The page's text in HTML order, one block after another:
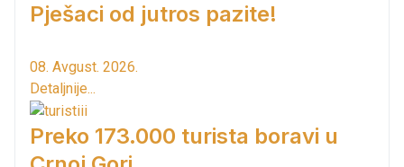
Pješaci od jutros pazite!
08. Avgust. 2026.
Detaljnije...
Preko 173.000 turista boravi u